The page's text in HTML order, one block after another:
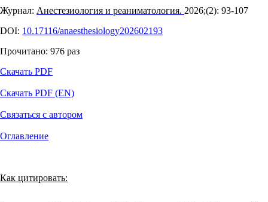
Журнал: Анестезиология и реаниматология. 2026;(2): 93‑107
DOI: 10.17116/anaesthesiology202602193
Прочитано: 976 раз
Скачать PDF
Скачать PDF (EN)
Связаться с автором
Оглавление
Как цитировать: